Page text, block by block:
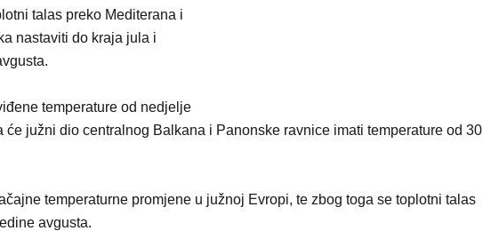
talas preko Mediterana i
nastaviti do kraja jula i
temperature od nedjelje
će južni dio centralnog Balkana i Panonske ravnice imati temperature od 30
temperaturne promjene u južnoj Evropi, te zbog toga se toplotni talas
avgusta.